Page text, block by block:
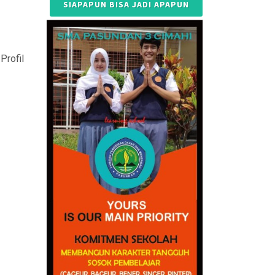
Profil
SIAPAPUN BISA JADI APAPUN